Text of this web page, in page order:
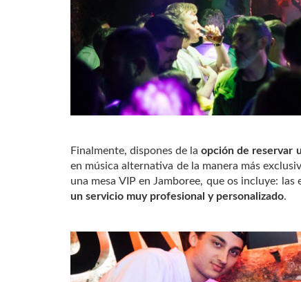
Finalmente, dispones de laopción de reservar
en música alternativa de la manera más
una mesa VIP en Jamboree, que os incluye:
un servicio muy profesional y personalizado.